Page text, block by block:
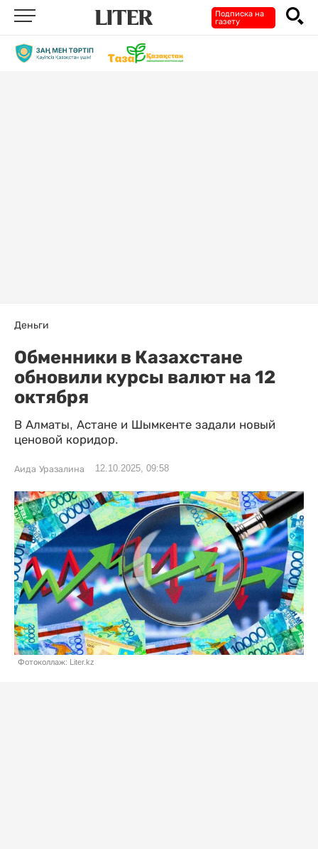
Подписка на
газету
Деньги
Обменники в Казахстане
обновили курсы валют на 12
октября
В Алматы, Астане и Шымкенте задали новый
ценовой коридор.
Аида Уразалина 12.10.2025, 09:58
Фотоколлаж: Liter.kz